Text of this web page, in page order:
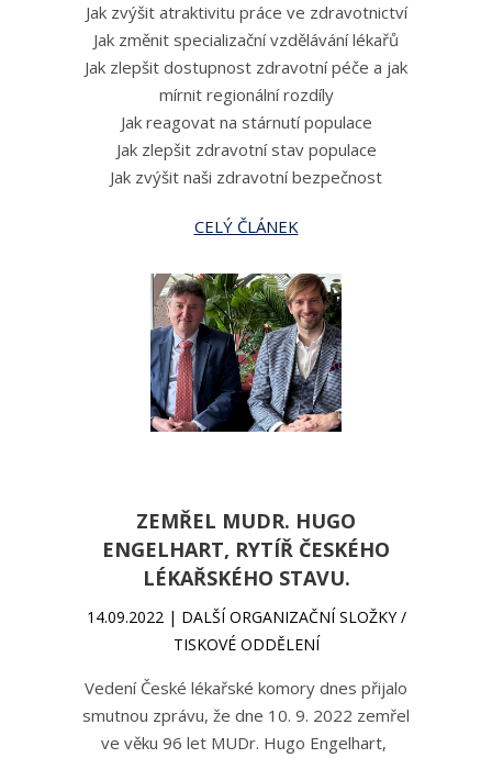
Jak zvýšit atraktivitu práce ve zdravotnictví
Jak změnit specializační vzdělávání lékařů
Jak zlepšit dostupnost zdravotní péče a jak
mírnit regionální rozdíly
Jak reagovat na stárnutí populace
Jak zlepšit zdravotní stav populace
Jak zvýšit naši zdravotní bezpečnost
CELÝ ČLÁNEK
ZEMŘEL MUDR. HUGO
ENGELHART, RYTÍŘ ČESKÉHO
LÉKAŘSKÉHO STAVU.
14.09.2022 | DALŠÍ ORGANIZAČNÍ SLOŽKY /
TISKOVÉ ODDĚLENÍ
Vedení České lékařské komory dnes přijalo
smutnou zprávu, že dne 10. 9. 2022 zemřel
ve věku 96 let MUDr. Hugo Engelhart,